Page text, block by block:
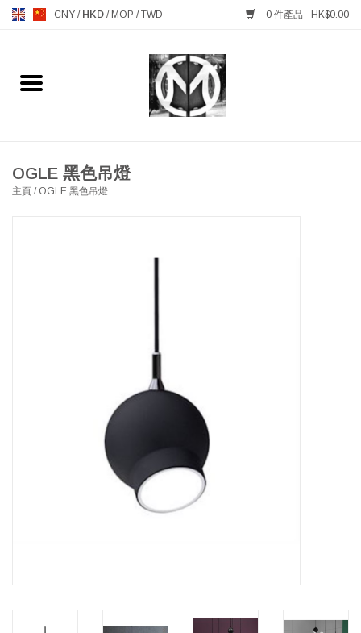
CNY / HKD / MOP /TWD 0 件產品 - HK$0.00
主頁
MANKS ANTIQUES 古董
LATEST ARRIVALS 最新扺港
OGLE 黑色吊燈
主頁 / OGLE 黑色吊燈